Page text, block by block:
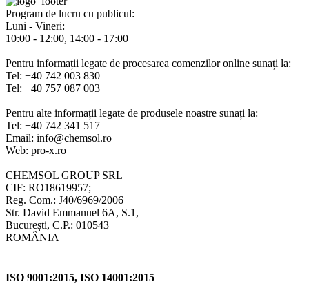
Program de lucru cu publicul:
Luni - Vineri:
10:00 - 12:00, 14:00 - 17:00
Pentru informații legate de procesarea comenzilor online sunați la:
Tel: +40 742 003 830
Tel: +40 757 087 003
Pentru alte informații legate de produsele noastre sunați la:
Tel: +40 742 341 517
Email: info@chemsol.ro
Web: pro-x.ro
CHEMSOL GROUP SRL
CIF: RO18619957;
Reg. Com.: J40/6969/2006
Str. David Emmanuel 6A, S.1,
București, C.P.: 010543
ROMÂNIA
ISO 9001:2015, ISO 14001:2015